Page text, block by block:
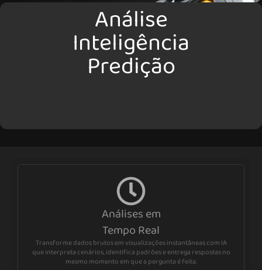
Análise
Inteligência
Predição
Análises em
Tempo Real
Transforme dados brutos em visualizações instantâneas com IA
que interpreta cenários, identifica padrões e entrega respostas no
mesmo momento em que a pergunta é feita.